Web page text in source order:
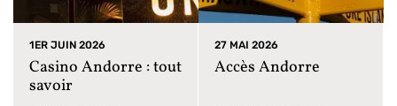
1ER JUIN 2026
Casino Andorre : tout
savoir
27 MAI 2026
Accès Andorre